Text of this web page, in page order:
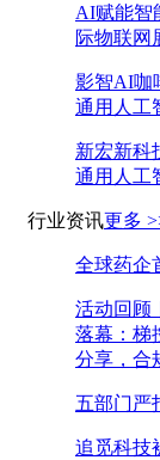
AI赋能智
际物联网
影智AI咖
通用人工
新宏新科
通用人工
行业资讯更多
全球药企
活动回顾
落幕：梯
分享，合
五部门严
追觅科技